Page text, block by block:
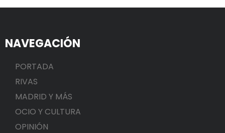
NAVEGACIÓN
PORTADA
RIVAS
MADRID Y MÁS
OCIO Y CULTURA
OPINIÓN